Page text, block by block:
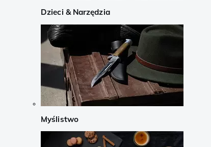
Dzieci & Narzędzia
Myślistwo